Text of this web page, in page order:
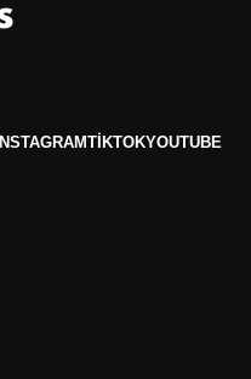
INSTAGRAMTIKTOKYOUTUBE